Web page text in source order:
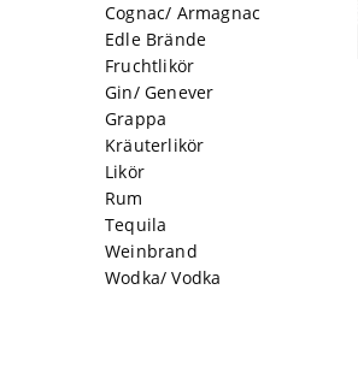
Cognac/ Armagnac
Edle Brände
Fruchtlikör
Gin/ Genever
Grappa
Kräuterlikör
Likör
Rum
Tequila
Weinbrand
Wodka/ Vodka